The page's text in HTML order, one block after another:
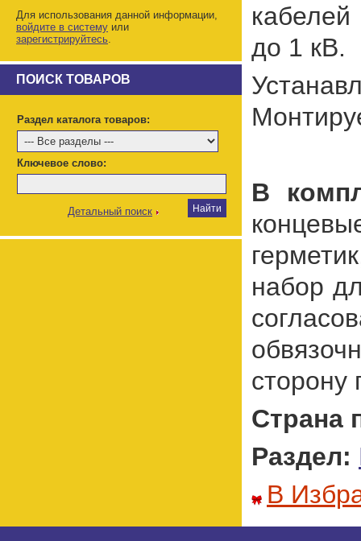
Для использования данной информации,
войдите в систему или
зарегистрируйтесь.
ПОИСК ТОВАРОВ
Раздел каталога товаров:
Ключевое слово:
Детальный поиск
до 1 кВ.
В
набор
сторону
Страна
Раздел:
В